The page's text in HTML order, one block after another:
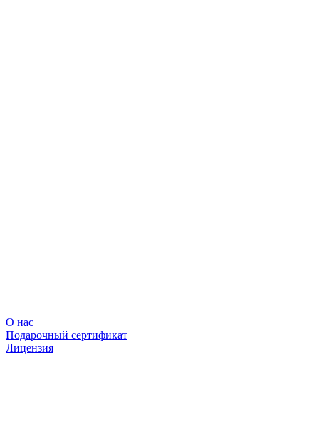
О нас
Подарочный сертификат
Лицензия